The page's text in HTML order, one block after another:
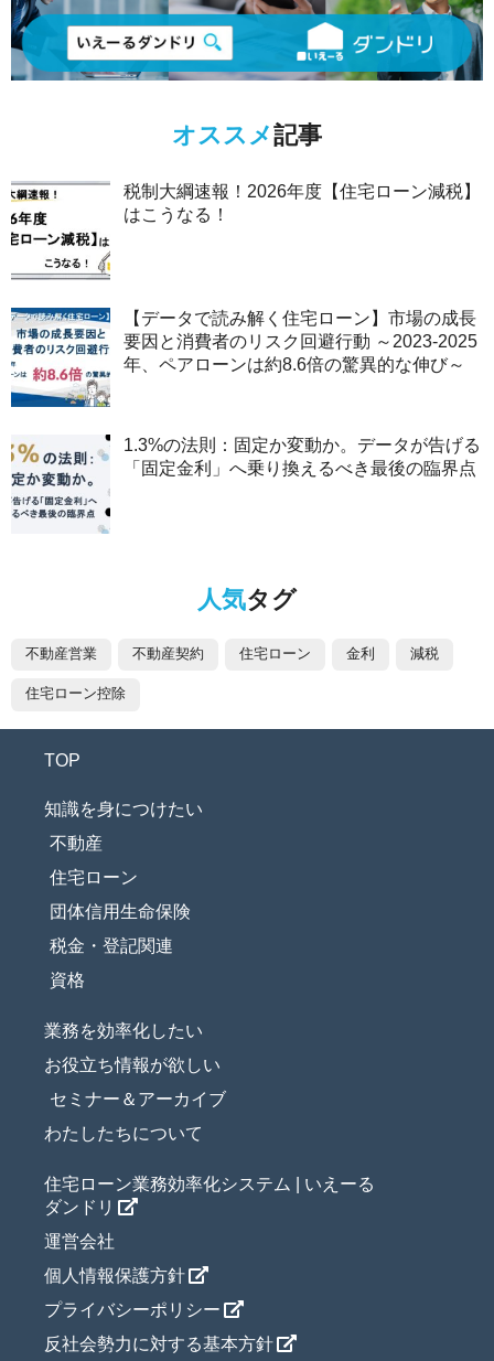
オススメ記事
税制大綱速報！2026年度【住宅ローン減税】
はこうなる！
【データで読み解く住宅ローン】市場の成長
要因と消費者のリスク回避行動 ～2023-2025
年、ペアローンは約8.6倍の驚異的な伸び～
1.3%の法則：固定か変動か。データが告げる
「固定金利」へ乗り換えるべき最後の臨界点
人気タグ
不動産営業 不動産契約 住宅ローン 金利 減税
住宅ローン控除
TOP
知識を身につけたい
不動産
住宅ローン
団体信用生命保険
税金・登記関連
資格
業務を効率化したい
お役立ち情報が欲しい
セミナー＆アーカイブ
わたしたちについて
住宅ローン業務効率化システム | いえーる
ダンドリ
運営会社
個人情報保護方針
プライバシーポリシー
反社会勢力に対する基本方針